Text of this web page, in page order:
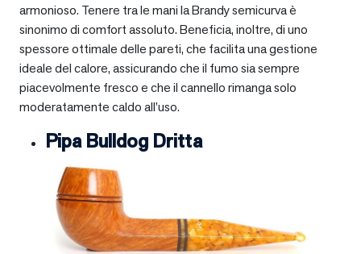
armonioso. Tenere tra le mani la Brandy semicurva è
sinonimo di comfort assoluto. Beneficia, inoltre, di uno
spessore ottimale delle pareti, che facilita una gestione
ideale del calore, assicurando che il fumo sia sempre
piacevolmente fresco e che il cannello rimanga solo
moderatamente caldo all’uso.
Pipa Bulldog Dritta